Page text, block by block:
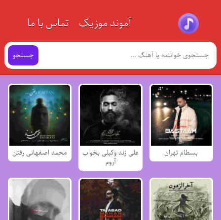
آموند موزیک تماس با ما
جستجو
بسطام تهران
علی زند وکیلی بخواب
آروم
محمد اصفهانی رفتن